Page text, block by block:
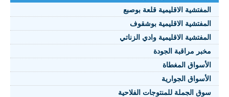
المفتشية الاقليمية قلعة بوصبع
المفتشية الاقليمية بوشقوف
المفتشية الاقليمية وادي الزناتي
مخبر مراقبة الجودة
الأسواق المغطاة
الأسواق الجوارية
سوق الجملة للمنتوجات الفلاحية